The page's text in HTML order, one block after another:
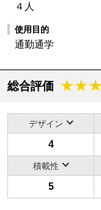
４人
使用目的
通勤通学
総合評価
デザイン
4
積載性
5